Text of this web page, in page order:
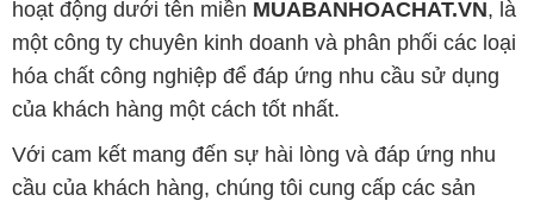
hoạt động dưới tên miền MUABANHOACHAT.VN, là
một công ty chuyên kinh doanh và phân phối các loại
hóa chất công nghiệp để đáp ứng nhu cầu sử dụng
của khách hàng một cách tốt nhất.
Với cam kết mang đến sự hài lòng và đáp ứng nhu
cầu của khách hàng, chúng tôi cung cấp các sản